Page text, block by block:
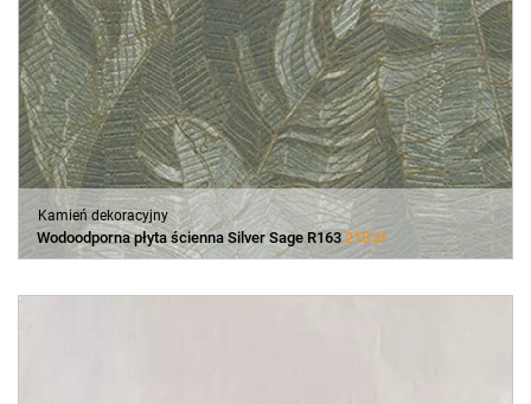
Kamień dekoracyjny
Wodoodporna płyta ścienna Silver Sage R163 215 zł